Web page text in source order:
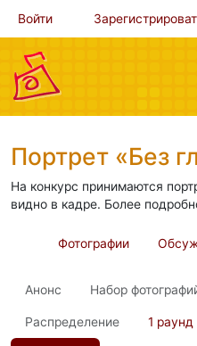
Войти
Портрет «Без
На конкурс принимаются
видно в кадре. Более
Фотографии
Анонс Набор
Распределение 1 раунд